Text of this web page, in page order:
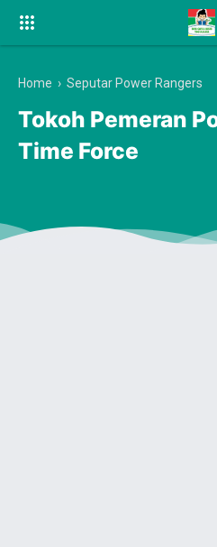
Home › Seputar Power Rangers
Tokoh Pemeran
Time Force